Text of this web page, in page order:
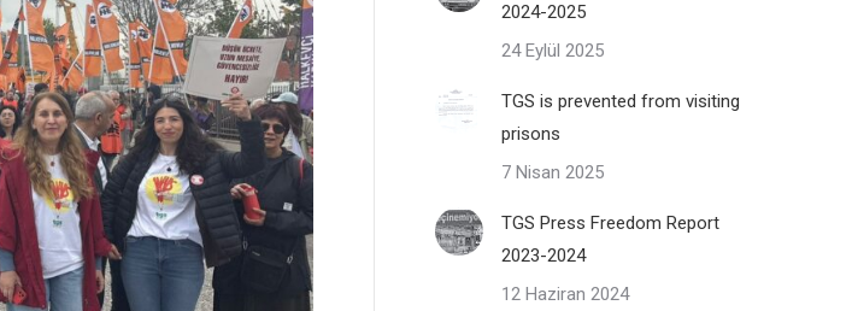
2024-2025
24 Eylül 2025
TGS is prevented from visiting
prisons
7 Nisan 2025
TGS Press Freedom Report
2023-2024
12 Haziran 2024